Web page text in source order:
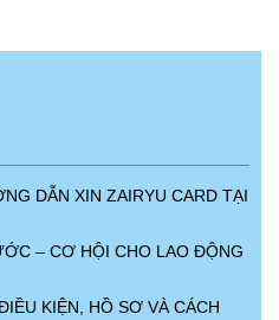
DẪN XIN ZAIRYU CARD TẠI
– CƠ HỘI CHO LAO ĐỘNG
KIỆN, HỒ SƠ VÀ CÁCH